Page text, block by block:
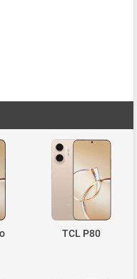
TCL P80